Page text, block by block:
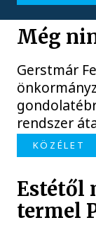
Még
Gerstmár
rendszer
KÖZÉLET
Estétől
termel